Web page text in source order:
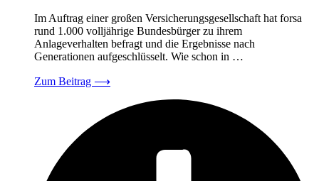
Im Auftrag einer großen Versicherungsgesellschaft hat forsa
rund 1.000 volljährige Bundesbürger zu ihrem
Anlageverhalten befragt und die Ergebnisse nach
Generationen aufgeschlüsselt. Wie schon in …
Zum Beitrag ⟶